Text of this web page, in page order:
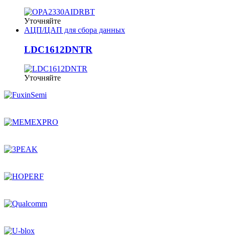
Уточняйте
АЦП/ЦАП для сбора данных
LDC1612DNTR
Уточняйте